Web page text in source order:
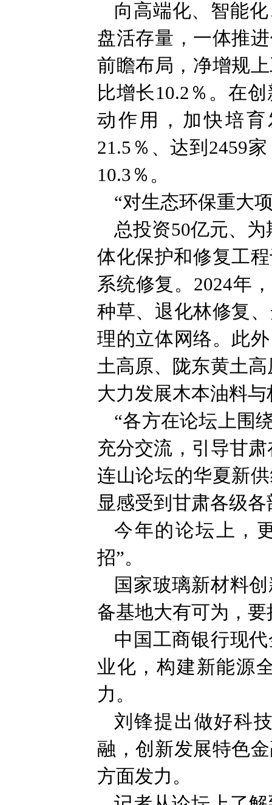
向高端化、智能
盘活存量，一体推
前瞻布局，净增规
比增长10.2％。在
动作用，加快培
21.5％、达到2459
10.3％。
“对生态环保重大
总投资50亿元、
体化保护和修复工
系统修复。2024年
种草、退化林修复
理的立体网络。此
土高原、陇东黄土
大力发展木本油料
“各方在论坛上围
充分交流，引导甘
连山论坛的华夏新
显感受到甘肃各级
今年的论坛上，
招”。
国家玻璃新材料
备基地大有可为，
中国工商银行现
业化，构建新能源
力。
刘锋提出做好科
融，创新发展特色
方面发力。